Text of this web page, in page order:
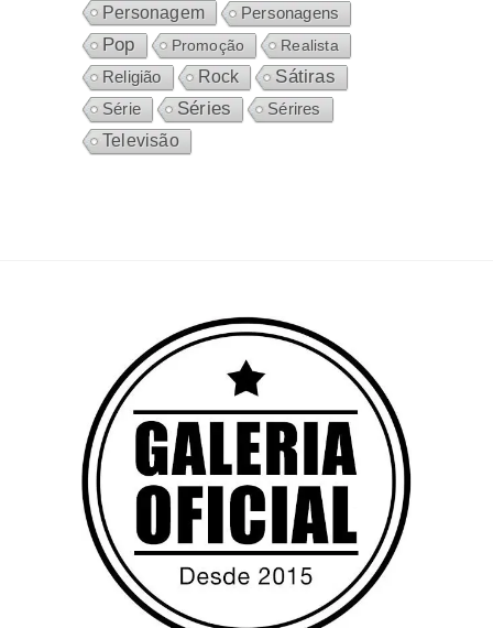
Personagem Personagens
Pop Promoção
Realista
Religião
Rock Sátiras
Série Séries
Sérires
Televisão